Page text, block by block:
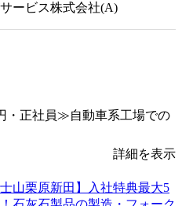
ービス株式会社(A)
・正社員≫自動車系工場での
詳細を表示